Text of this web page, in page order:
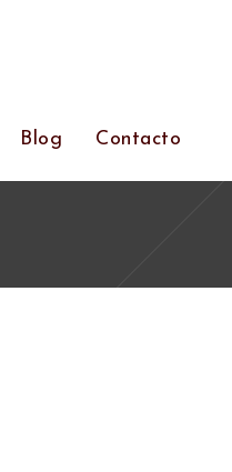
Blog Contacto